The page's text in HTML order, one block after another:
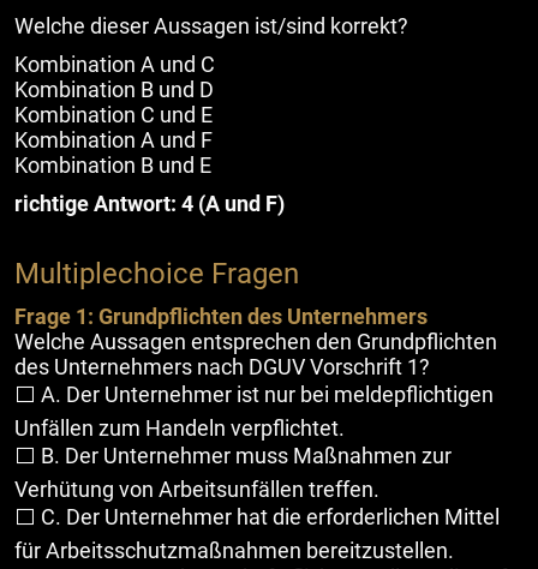
Welche dieser Aussagen ist/sind korrekt?
Kombination A und C
Kombination B und D
Kombination C und E
Kombination A und F
Kombination B und E
richtige Antwort: 4 (A und F)
Multiplechoice Fragen
Frage 1: Grundpflichten des Unternehmers
Welche Aussagen entsprechen den Grundpflichten
des Unternehmers nach DGUV Vorschrift 1?
⬜ A. Der Unternehmer ist nur bei meldepflichtigen
Unfällen zum Handeln verpflichtet.
⬜ B. Der Unternehmer muss Maßnahmen zur
Verhütung von Arbeitsunfällen treffen.
⬜ C. Der Unternehmer hat die erforderlichen Mittel
für Arbeitsschutzmaßnahmen bereitzustellen.